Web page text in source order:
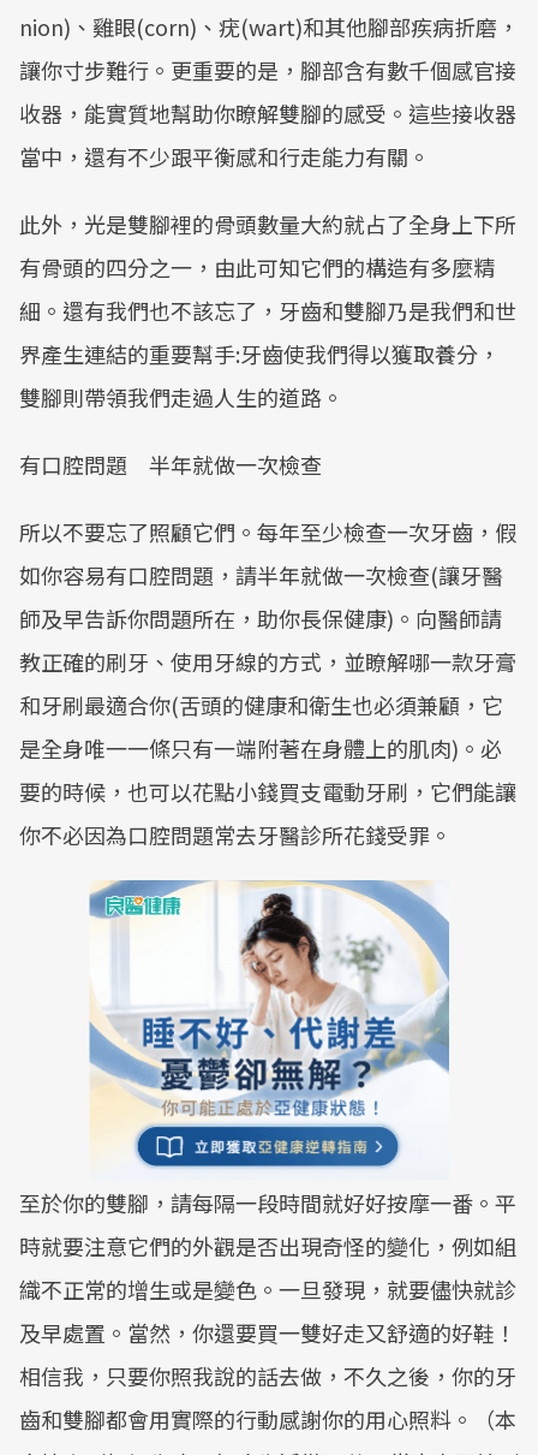
nion)、雞眼(corn)、疣(wart)和其他腳部疾病折磨，
讓你寸步難行。更重要的是，腳部含有數千個感官接
收器，能實質地幫助你瞭解雙腳的感受。這些接收器
當中，還有不少跟平衡感和行走能力有關。
此外，光是雙腳裡的骨頭數量大約就占了全身上下所
有骨頭的四分之一，由此可知它們的構造有多麼精
細。還有我們也不該忘了，牙齒和雙腳乃是我們和世
界產生連結的重要幫手:牙齒使我們得以獲取養分，
雙腳則帶領我們走過人生的道路。
有口腔問題 半年就做一次檢查
所以不要忘了照顧它們。每年至少檢查一次牙齒，假
如你容易有口腔問題，請半年就做一次檢查(讓牙醫
師及早告訴你問題所在，助你長保健康)。向醫師請
教正確的刷牙、使用牙線的方式，並瞭解哪一款牙膏
和牙刷最適合你(舌頭的健康和衛生也必須兼顧，它
是全身唯一一條只有一端附著在身體上的肌肉)。必
要的時候，也可以花點小錢買支電動牙刷，它們能讓
你不必因為口腔問題常去牙醫診所花錢受罪。
至於你的雙腳，請每隔一段時間就好好按摩一番。平
時就要注意它們的外觀是否出現奇怪的變化，例如組
織不正常的增生或是變色。一旦發現，就要儘快就診
及早處置。當然，你還要買一雙好走又舒適的好鞋！
相信我，只要你照我說的話去做，不久之後，你的牙
齒和雙腳都會用實際的行動感謝你的用心照料。（本